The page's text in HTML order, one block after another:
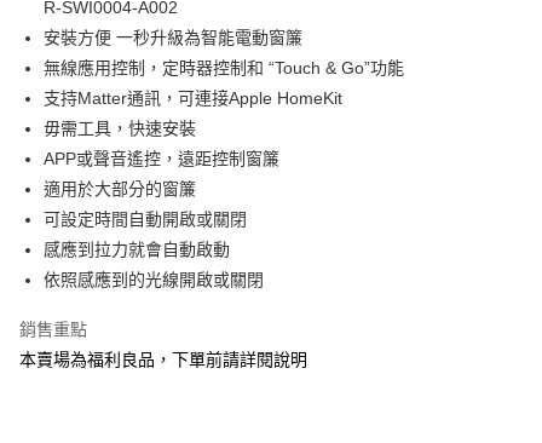
聯邦商業銀行
元大商業銀行
永豐商業銀行
玉山商業銀行
星展（台灣）商業銀行
台灣樂天信用卡公司
匯豐（台灣）商業銀行
聯邦商業銀行
遠東國際商業銀行
元大商業銀行
永豐商業銀行
玉山商業銀行
星展（台灣）商業銀行
台新國際商業銀行
悠遊付
Google Pay
全盈+PAY
運送方式
付款後全家取貨 (單筆不可超過4000元)
每筆NT$120，滿NT$1,000(含以上)免運費
每筆NT$120，滿NT$1,000(含以上)免運費
R-SWI0004-A002
安裝方便 一秒升級為智能電動窗簾
無線應用控制，定時器控制和 “Touch & Go”功能
支持Matter通訊，可連接Apple HomeKit
毋需工具，快速安裝
APP或聲音遙控，遠距控制窗簾
適用於大部分的窗簾
可設定時間自動開啟或關閉
感應到拉力就會自動啟動
依照感應到的光線開啟或關閉
銷售重點
本賣場為福利良品，下單前請詳閱說明